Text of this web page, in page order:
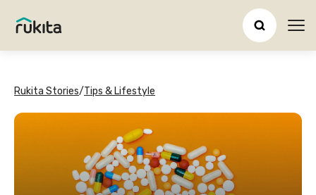
Rukita Stories/Tips & Lifestyle